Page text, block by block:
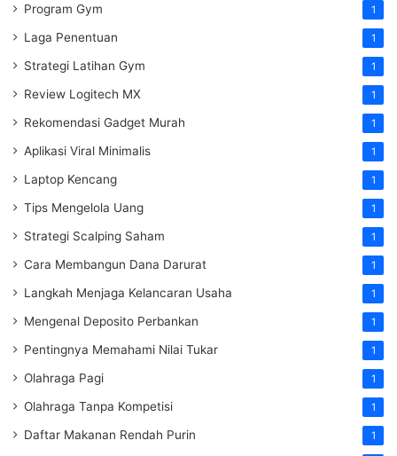
Program Gym 1
Laga Penentuan 1
Strategi Latihan Gym 1
Review Logitech MX 1
Rekomendasi Gadget Murah 1
Aplikasi Viral Minimalis 1
Laptop Kencang 1
Tips Mengelola Uang 1
Strategi Scalping Saham 1
Cara Membangun Dana Darurat 1
Langkah Menjaga Kelancaran Usaha 1
Mengenal Deposito Perbankan 1
Pentingnya Memahami Nilai Tukar 1
Olahraga Pagi 1
Olahraga Tanpa Kompetisi 1
Daftar Makanan Rendah Purin 1